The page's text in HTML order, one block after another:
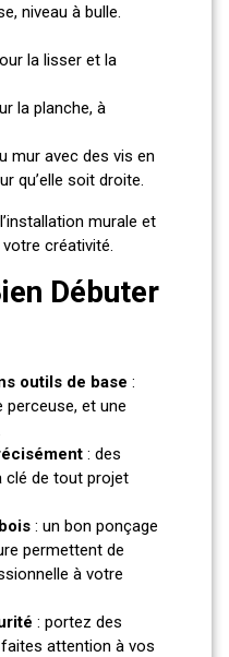
niveau à bulle.
la lisser et la
la planche, à
mur avec des vis en
qu’elle soit droite.
murale et
votre créativité.
Débuter
outils de base :
perceuse, et une
: des
clé de tout projet
: un bon ponçage
permettent de
à votre
: portez des
attention à vos